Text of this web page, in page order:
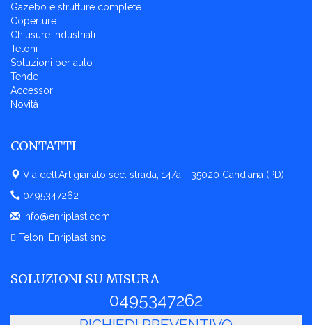
Gazebo e strutture complete
Coperture
Chiusure industriali
Teloni
Soluzioni per auto
Tende
Accessori
Novità
CONTATTI
Via dell'Artigianato sec. strada, 14/a - 35020 Candiana (PD)
0495347262
info@enriplast.com
Teloni Enriplast snc
SOLUZIONI SU MISURA
0495347262